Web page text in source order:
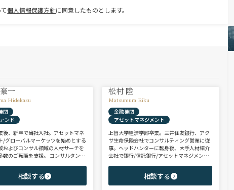
個人情報保護方針に同意したものとします。
一
Hidekazu
関
ンド
後、新卒で当社入社。アセットマネ
/グローバルマーケッツを始めとする
およびコンサル領域の人材サーチを
数のご転職を支援。 コンサルタント
ポテンシャル層やさらなるキャリア
うミドル～ハイクラス層をご支援。
相談する
松村 陸
Matsumura Riku
金融機関
アセットマネジメント
上智大学経済学部卒業。三井住友銀行、アク
サ生命保険会社でコンサルティング営業に従
事。ヘッドハンターに転身後、大手人材紹介
会社で銀行/信託銀行/アセットマネジメント
豊富な転職支援実績。日系/外資系、経験者/
未経験者を問わず幅広いポジションでご支援
相談する